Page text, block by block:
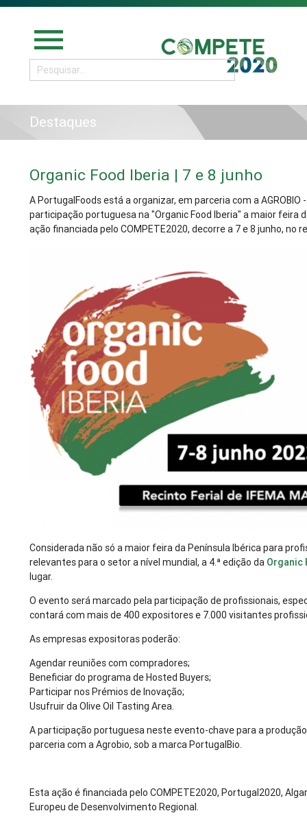
menu
Destaques
Organic Food Iberia | 7 e 8 junho
A PortugalFoods está a organizar, em parceria com a
participação portuguesa na "Organic Food Iberia" a maior feira
ação financiada pelo COMPETE2020, decorre a 7 e 8 junho, no
Considerada não só a maior feira da Península Ibérica para
relevantes para o setor a nível mundial, a 4.ª edição da Organic
lugar.
O evento será marcado pela participação de profissionais,
contará com mais de 400 expositores e 7.000 visitantes
As empresas expositoras poderão:
Agendar reuniões com compradores;
Beneficiar do programa de Hosted Buyers;
Participar nos Prémios de Inovação;
Usufruir da Olive Oil Tasting Area.
A participação portuguesa neste evento-chave para a
parceria com a Agrobio, sob a marca PortugalBio.
Esta ação é financiada pelo COMPETE2020, Portugal2020,
Europeu de Desenvolvimento Regional.